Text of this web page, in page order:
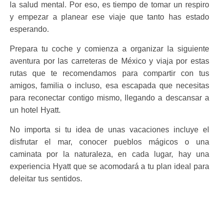
la salud mental. Por eso, es tiempo de tomar un respiro
y empezar a planear ese viaje que tanto has estado
esperando.
Prepara tu coche y comienza a organizar la siguiente
aventura por las carreteras de México y viaja por estas
rutas que te recomendamos para compartir con tus
amigos, familia o incluso, esa escapada que necesitas
para reconectar contigo mismo, llegando a descansar a
un hotel Hyatt.
No importa si tu idea de unas vacaciones incluye el
disfrutar el mar, conocer pueblos mágicos o una
caminata por la naturaleza, en cada lugar, hay una
experiencia Hyatt que se acomodará a tu plan ideal para
deleitar tus sentidos.